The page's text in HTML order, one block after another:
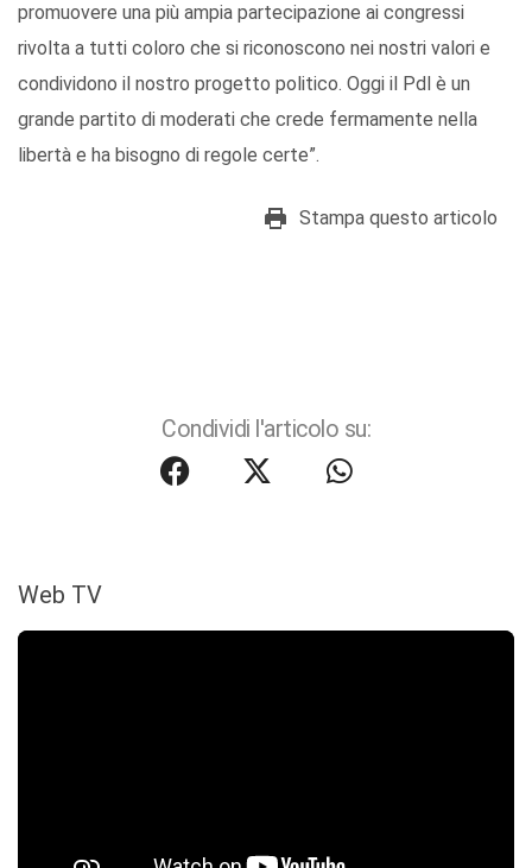
promuovere una più ampia partecipazione ai congressi
rivolta a tutti coloro che si riconoscono nei nostri valori e
condividono il nostro progetto politico. Oggi il Pdl è un
grande partito di moderati che crede fermamente nella
libertà e ha bisogno di regole certe”.
Stampa questo articolo
Condividi l'articolo su:
Web TV